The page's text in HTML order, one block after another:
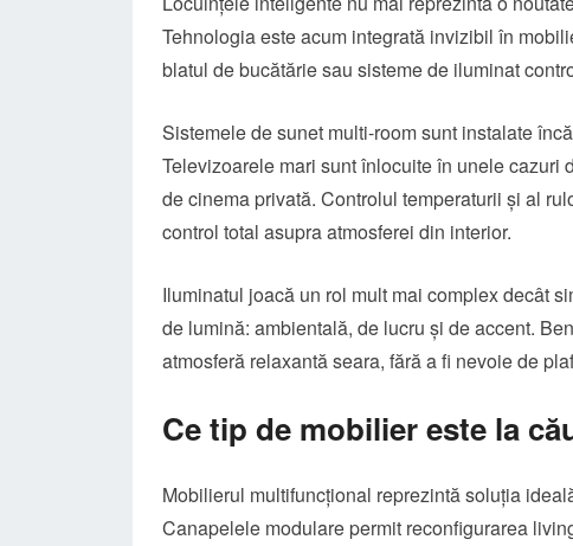
Tehnologia este acum integrată invizibil în
blatul de bucătărie sau sisteme de iluminat
Sistemele de sunet multi-room sunt instalate
Televizoarele mari sunt înlocuite în unele cazuri
de cinema privată. Controlul temperaturii și al
control total asupra atmosferei din interior.
Iluminatul joacă un rol mult mai complex decât
de lumină: ambientală, de lucru și de accent.
atmosferă relaxantă seara, fără a fi nevoie de
Ce tip de mobilier este la
Mobilierul multifuncțional reprezintă soluția
Canapelele modulare permit reconfigurarea